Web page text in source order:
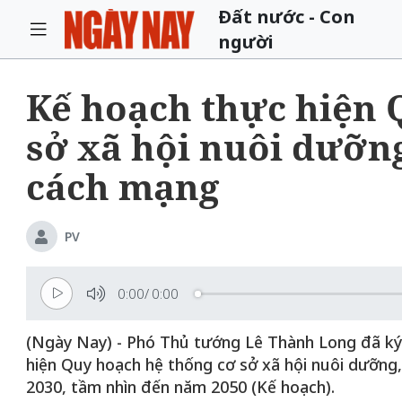
Đất nước - Con
người
Kế hoạch thực hiện
sở xã hội nuôi
cách mạng
PV
0:00/ 0:00
(Ngày Nay) - Phó Thủ tướng Lê Thành Long đã
hiện Quy hoạch hệ thống cơ sở xã hội nuôi
2030, tầm nhìn đến năm 2050 (Kế hoạch).